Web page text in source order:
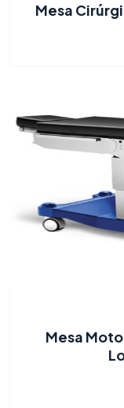
Mesa
Mesa